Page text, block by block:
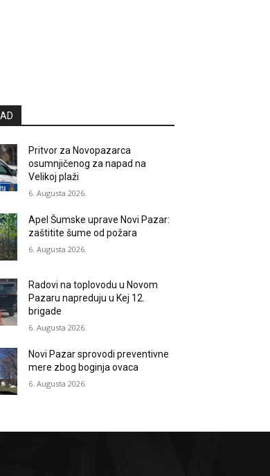
Pritvor za Novopazarca
osumnjičenog za napad na
Velikoj plaži
6. Augusta 2026.
Apel Šumske uprave Novi Pazar:
zaštitite šume od požara
6. Augusta 2026.
Radovi na toplovodu u Novom
Pazaru napreduju u Kej 12.
brigade
6. Augusta 2026.
Novi Pazar sprovodi preventivne
mere zbog boginja ovaca
6. Augusta 2026.